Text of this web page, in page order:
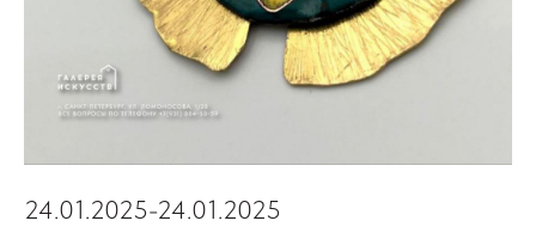
24.01.2025-24.01.2025